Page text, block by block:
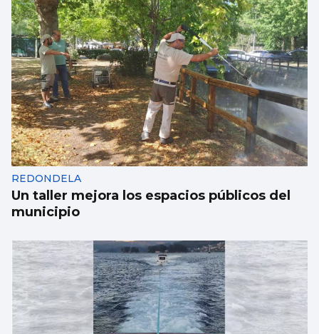
REDONDELA
Un taller mejora los espacios públicos del
municipio